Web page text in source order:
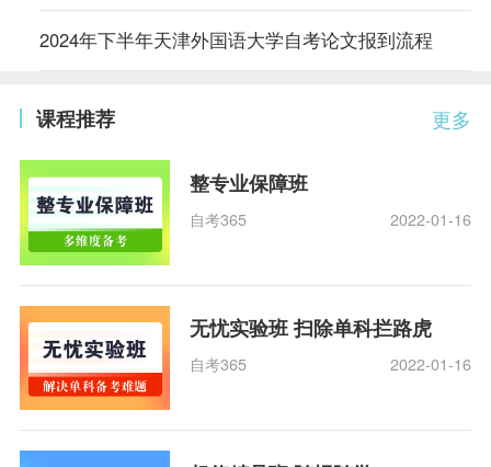
2024年下半年天津外国语大学自考论文报到流程
更多
课程推荐
整专业保障班
自考365 2022-01-16
无忧实验班 扫除单科拦路虎
自考365 2022-01-16